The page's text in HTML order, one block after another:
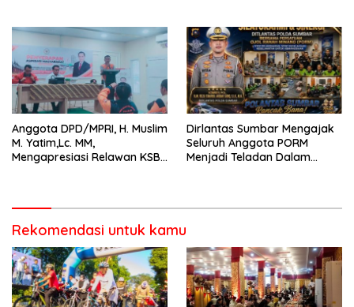
Anggota DPD/MPRI, H. Muslim
M. Yatim,Lc. MM,
Mengapresiasi Relawan KSB
Dirlantas Sumbar Mengajak
Seluruh Anggota PORM
Menjadi Teladan Dalam
Rekomendasi untuk kamu